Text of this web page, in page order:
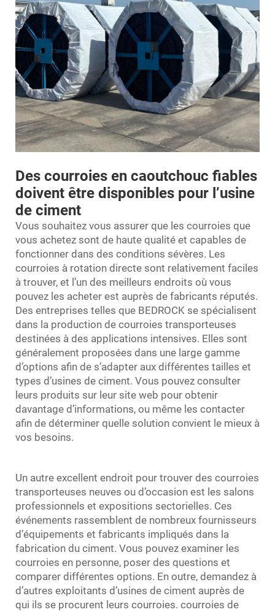
Des courroies en caoutchouc fiables
doivent être disponibles pour l’usine
de ciment
Vous souhaitez vous assurer que les courroies que
vous achetez sont de haute qualité et capables de
fonctionner dans des conditions sévères. Les
courroies à rotation directe sont relativement faciles
à trouver, et l’un des meilleurs endroits où vous
pouvez les acheter est auprès de fabricants réputés.
Des entreprises telles que BEDROCK se spécialisent
dans la production de courroies transporteuses
destinées à des applications intensives. Elles sont
généralement proposées dans une large gamme
d’options afin de s’adapter aux différentes tailles et
types d’usines de ciment. Vous pouvez consulter
leurs produits sur leur site web pour obtenir
davantage d’informations, ou même les contacter
afin de déterminer quelle solution convient le mieux à
vos besoins.
Un autre excellent endroit pour trouver des courroies
transporteuses neuves ou d’occasion est les salons
professionnels et expositions sectorielles. Ces
événements rassemblent de nombreux fournisseurs
d’équipements et fabricants impliqués dans la
fabrication du ciment. Vous pouvez examiner les
courroies en personne, poser des questions et
comparer différentes options. En outre, demandez à
d’autres exploitants d’usines de ciment auprès de
qui ils se procurent leurs courroies. courroies de